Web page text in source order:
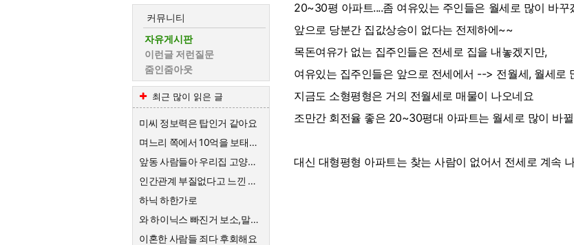
커뮤니티
자유게시판
이런글 저런질문
줌인줌아웃
최근 많이 읽은 글
미씨 정보력은 탑인거 같아요
며느리 쪽에서 10억을 보태준대요.
앞동 사람들아 우리집 고양이한테 큰절해라
인간관계 부질없다고 느낀 순간
하닉 하한가로
와 하이닉스 빠진거 보소,말이 안나옴
이혼한 사람들 죄다 후회해요
20~30평 아파트....좀 여유있는 주인들은 월세로 많이 바꾸
앞으로 당분간 집값상승이 없다는 전제하에~~
목돈여유가 없는 집주인들은 전세로 집을 내놓겠지만,
여유있는 집주인들은 앞으로 전세에서 --> 전월세, 월세로
지금도 소형평형은 거의 전월세로 매물이 나오네요
조만간 회전율 좋은 20~30평대 아파트는 월세로 많이 바
대신 대형평형 아파트는 찾는 사람이 없어서 전세로 계속